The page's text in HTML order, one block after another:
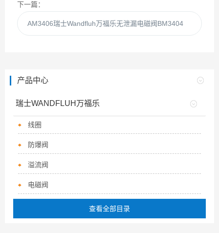
下一篇：
AM3406瑞士Wandfluh万福乐无泄漏电磁阀BM3404
产品中心
瑞士WANDFLUH万福乐
线圈
防爆阀
溢流阀
电磁阀
查看全部目录